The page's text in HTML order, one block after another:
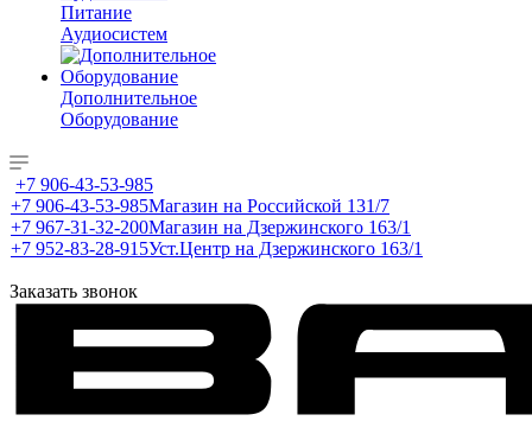
Питание
Аудиосистем
Дополнительное
Оборудование
+7 906-43-53-985
+7 906-43-53-985Магазин на Российской 131/7
+7 967-31-32-200Магазин на Дзержинского 163/1
+7 952-83-28-915Уст.Центр на Дзержинского 163/1
Заказать звонок